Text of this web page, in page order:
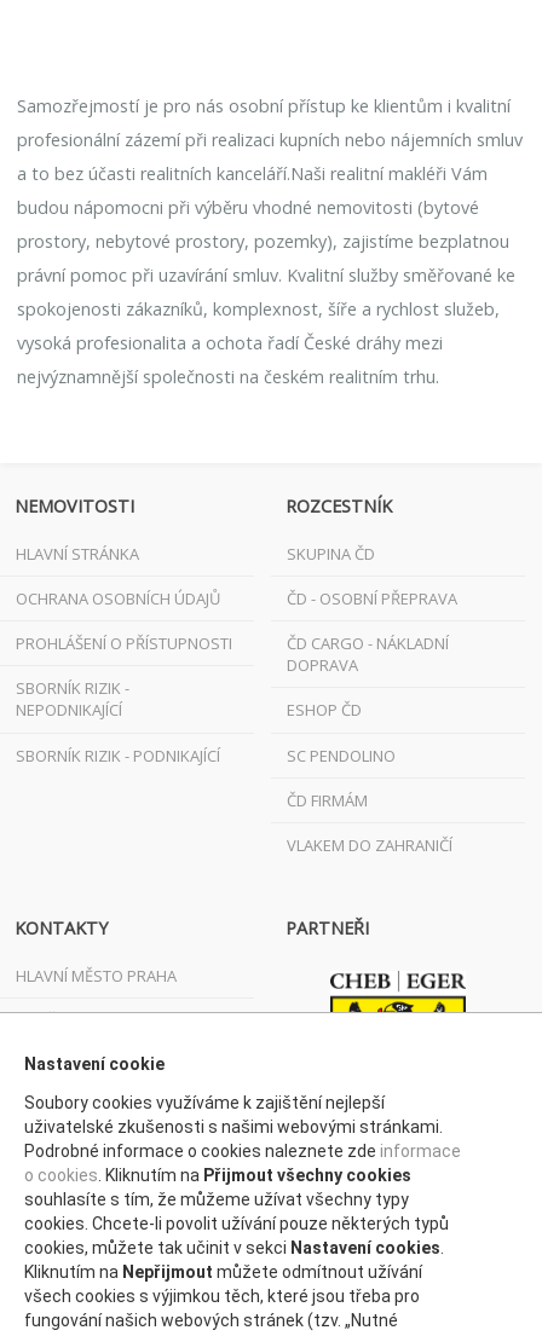
Samozřejmostí je pro nás osobní přístup ke klientům i kvalitní
profesionální zázemí při realizaci kupních nebo nájemních smluv
a to bez účasti realitních kanceláří.Naši realitní makléři Vám
budou nápomocni při výběru vhodné nemovitosti (bytové
prostory, nebytové prostory, pozemky), zajistíme bezplatnou
právní pomoc při uzavírání smluv. Kvalitní služby směřované ke
spokojenosti zákazníků, komplexnost, šíře a rychlost služeb,
vysoká profesionalita a ochota řadí České dráhy mezi
nejvýznamnější společnosti na českém realitním trhu.
NEMOVITOSTI
HLAVNÍ STRÁNKA
OCHRANA OSOBNÍCH ÚDAJŮ
PROHLÁŠENÍ O PŘÍSTUPNOSTI
SBORNÍK RIZIK -
NEPODNIKAJÍCÍ
SBORNÍK RIZIK - PODNIKAJÍCÍ
ROZCESTNÍK
SKUPINA ČD
ČD - OSOBNÍ PŘEPRAVA
ČD CARGO - NÁKLADNÍ
DOPRAVA
ESHOP ČD
SC PENDOLINO
ČD FIRMÁM
VLAKEM DO ZAHRANIČÍ
KONTAKTY
HLAVNÍ MĚSTO PRAHA
JIHOČESKÝ KRAJ
JIHOMORAVSKÝ KRAJ
KARLOVARSKÝ KRAJ
KRAJ VYSOČINA
KRÁLOVÉHRADECKÝ KRAJ
LIBERECKÝ KRAJ
MORAVSKOSLEZSKÝ KRAJ
PARTNEŘI
Nastavení cookie
Soubory cookies využíváme k zajištění nejlepší
uživatelské zkušenosti s našimi webovými stránkami.
Podrobné informace o cookies naleznete zde informace
o cookies . Kliknutím na Přijmout všechny cookies
souhlasíte s tím, že můžeme užívat všechny typy
cookies. Chcete-li povolit užívání pouze některých typů
cookies, můžete tak učinit v sekci Nastavení cookies
Kliknutím na Nepřijmout můžete odmítnout užívání
všech cookies s výjimkou těch, které jsou třeba pro
fungování našich webových stránek (tzv. „Nutné